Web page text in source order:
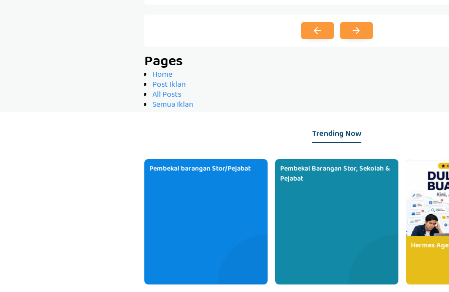
Pages
Home
Post Iklan
All Posts
Semua Iklan
Trending Now
Pembekal barangan Stor/Pejabat
Pembekal Barangan Stor, Sekolah &
Pejabat
Hermes